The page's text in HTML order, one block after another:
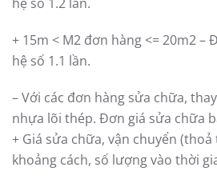
+ 15m < M2 đơn hàng <= 20m2 –
hệ số 1.1 lần.
– Với các đơn hàng sửa chữa,
nhựa lõi thép. Đơn giá sửa chữa
+ Giá sửa chữa, vận chuyển
khoảng cách, số lượng vào thời